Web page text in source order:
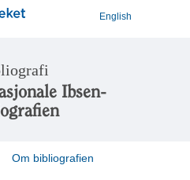
English
Ibsen-
Om bibliografien